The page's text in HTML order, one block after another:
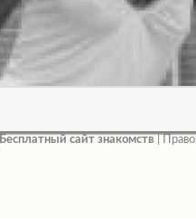
Бесплатный сайт знакомств